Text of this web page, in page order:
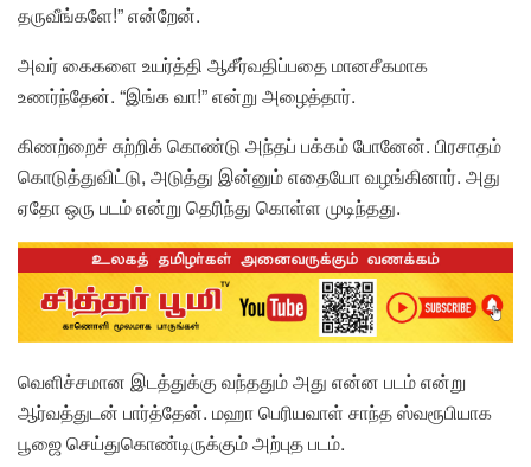
தருவீங்களே!” என்றேன்.
அவர் கைகளை உயர்த்தி ஆசீர்வதிப்பதை மானசீகமாக
உணர்ந்தேன். “இங்க வா!” என்று அழைத்தார்.
கிணற்றைச் சுற்றிக் கொண்டு அந்தப் பக்கம் போனேன். பிரசாதம்
கொடுத்துவிட்டு, அடுத்து இன்னும் எதையோ வழங்கினார். அது
ஏதோ ஒரு படம் என்று தெரிந்து கொள்ள முடிந்தது.
வெளிச்சமான இடத்துக்கு வந்ததும் அது என்ன படம் என்று
ஆர்வத்துடன் பார்த்தேன். மஹா பெரியவாள் சாந்த ஸ்வரூபியாக
பூஜை செய்துகொண்டிருக்கும் அற்புத படம்.